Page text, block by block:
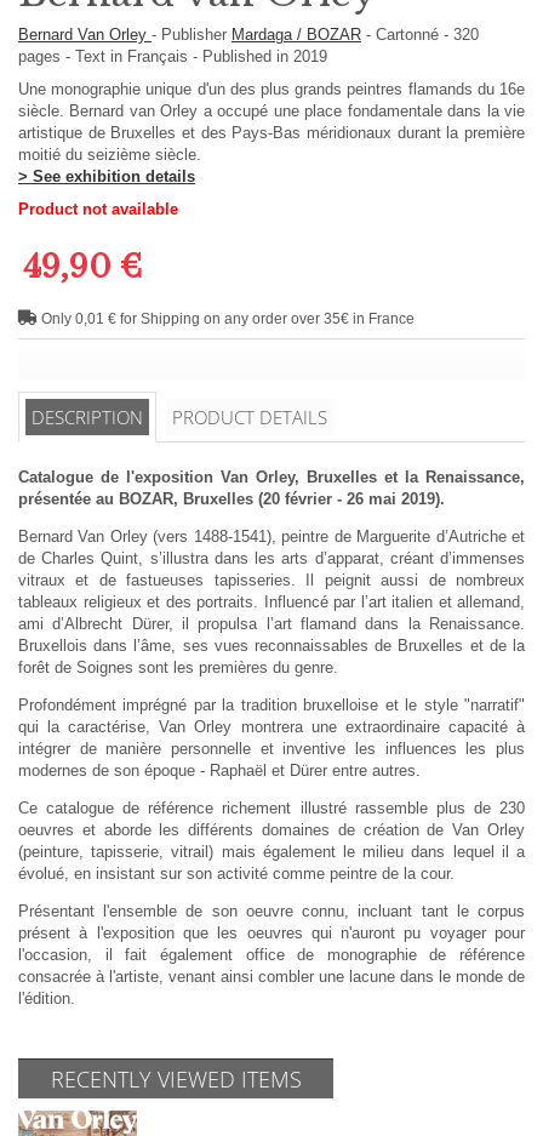
Bernard Van Orley - Publisher Mardaga / BOZAR - Cartonné - 320
pages - Text in Français - Published in 2019
Une monographie unique d'un des plus grands peintres flamands du 16e
siècle. Bernard van Orley a occupé une place fondamentale dans la vie
artistique de Bruxelles et des Pays-Bas méridionaux durant la première
moitié du seizième siècle.
> See exhibition details
Product not available
49,90 €
Only 0,01 € for Shipping on any order over 35€ in France
DESCRIPTION PRODUCT DETAILS
Catalogue de l'exposition Van Orley, Bruxelles et la Renaissance,
présentée au BOZAR, Bruxelles (20 février - 26 mai 2019).
Bernard Van Orley (vers 1488-1541), peintre de Marguerite d’Autriche et
de Charles Quint, s’illustra dans les arts d’apparat, créant d’immenses
vitraux et de fastueuses tapisseries. Il peignit aussi de nombreux
tableaux religieux et des portraits. Influencé par l’art italien et allemand,
ami d’Albrecht Dürer, il propulsa l’art flamand dans la Renaissance.
Bruxellois dans l’âme, ses vues reconnaissables de Bruxelles et de la
forêt de Soignes sont les premières du genre.
Profondément imprégné par la tradition bruxelloise et le style "narratif"
qui la caractérise, Van Orley montrera une extraordinaire capacité à
intégrer de manière personnelle et inventive les influences les plus
modernes de son époque - Raphaël et Dürer entre autres.
Ce catalogue de référence richement illustré rassemble plus de 230
oeuvres et aborde les différents domaines de création de Van Orley
(peinture, tapisserie, vitrail) mais également le milieu dans lequel il a
évolué, en insistant sur son activité comme peintre de la cour.
Présentant l'ensemble de son oeuvre connu, incluant tant le corpus
présent à l'exposition que les oeuvres qui n'auront pu voyager pour
l'occasion, il fait également office de monographie de référence
consacrée à l'artiste, venant ainsi combler une lacune dans le monde de
l'édition.
RECENTLY VIEWED ITEMS